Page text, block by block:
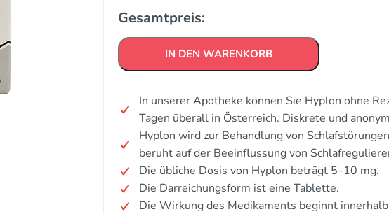
Gesamtpreis:
IN DEN WARENKORB
In unserer Apotheke können Sie Hyplon ohne
Tagen überall in Österreich. Diskrete und
Hyplon wird zur Behandlung von
beruht auf der Beeinflussung von
Die übliche Dosis von Hyplon beträgt 5–10 mg.
Die Darreichungsform ist eine Tablette.
Die Wirkung des Medikaments beginnt